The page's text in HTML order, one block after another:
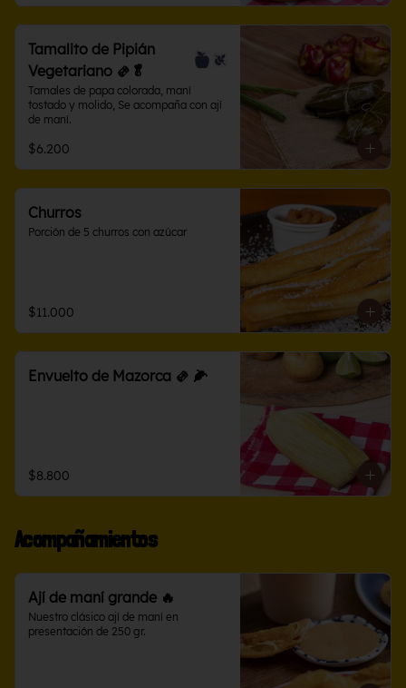
Tamalito de Pipián
Vegetariano 🫔🥬
Tamales de papa colorada, maní
tostado y molido, Se acompaña con ají
de maní.
$6.200
Churros
Porción de 5 churros con azúcar
$11.000
Envuelto de Mazorca 🫔 🌽
$8.800
Acompañamientos
Ají de maní grande 🔥
Nuestro clásico ají de maní en
presentación de 250 gr.